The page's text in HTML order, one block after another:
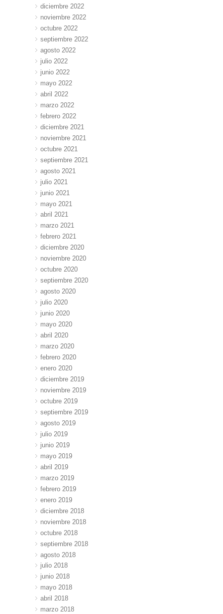
diciembre 2022
noviembre 2022
octubre 2022
septiembre 2022
agosto 2022
julio 2022
junio 2022
mayo 2022
abril 2022
marzo 2022
febrero 2022
diciembre 2021
noviembre 2021
octubre 2021
septiembre 2021
agosto 2021
julio 2021
junio 2021
mayo 2021
abril 2021
marzo 2021
febrero 2021
diciembre 2020
noviembre 2020
octubre 2020
septiembre 2020
agosto 2020
julio 2020
junio 2020
mayo 2020
abril 2020
marzo 2020
febrero 2020
enero 2020
diciembre 2019
noviembre 2019
octubre 2019
septiembre 2019
agosto 2019
julio 2019
junio 2019
mayo 2019
abril 2019
marzo 2019
febrero 2019
enero 2019
diciembre 2018
noviembre 2018
octubre 2018
septiembre 2018
agosto 2018
julio 2018
junio 2018
mayo 2018
abril 2018
marzo 2018